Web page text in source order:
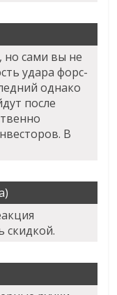
но сами вы не
удара форс-
однако
после
В
скидкой.